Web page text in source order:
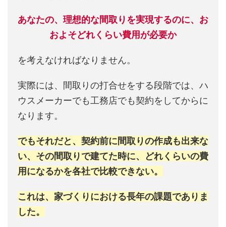
あなたの、理想的な間取りを実現するのに、お
およそどれくらい費用が必要か
を考えなければなりません。
実際には、間取りの打合せをする段階では、ハ
ウスメーカーでも工務店でも契約をしてからに
なります。
でもそれだと、契約前に間取りの作成も出来な
い、その間取りで建てた時に、どれくらいの費
用になるかを各社で比較できない。
これは、家づくりにおける長年の課題でありま
した。